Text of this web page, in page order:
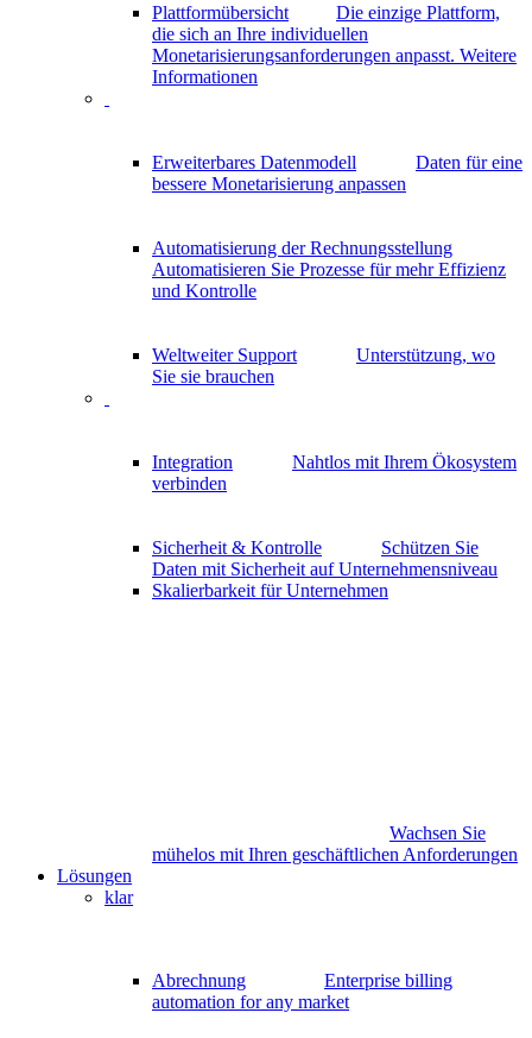
Plattformübersicht
Die einzige Plattform,
die sich an Ihre individuellen
Monetarisierungsanforderungen anpasst. Weitere
Informationen
Erweiterbares Datenmodell
Daten für eine
bessere Monetarisierung anpassen
Automatisierung der Rechnungsstellung
Automatisieren Sie Prozesse für mehr Effizienz
und Kontrolle
Weltweiter Support
Unterstützung, wo
Sie sie brauchen
Integration
Nahtlos mit Ihrem Ökosystem
verbinden
Sicherheit & Kontrolle
Schützen Sie
Daten mit Sicherheit auf Unternehmensniveau
Skalierbarkeit für Unternehmen
Wachsen Sie
mühelos mit Ihren geschäftlichen Anforderungen
Lösungen
klar
Abrechnung
Enterprise billing
automation for any market